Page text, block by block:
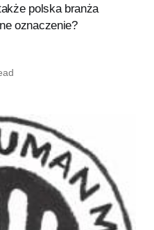
polska branża
oznaczenie?